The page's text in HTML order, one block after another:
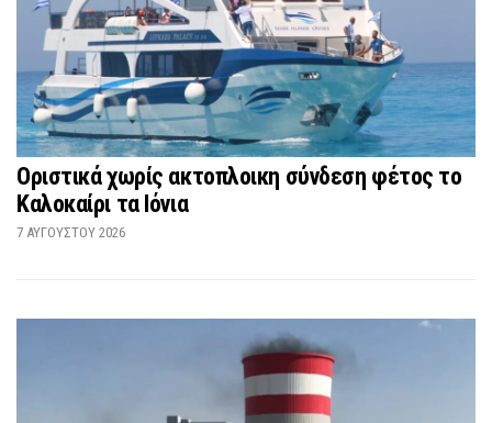
Οριστικά χωρίς ακτοπλοικη σύνδεση φέτος το
Καλοκαίρι τα Ιόνια
7 ΑΥΓΟΎΣΤΟΥ 2026